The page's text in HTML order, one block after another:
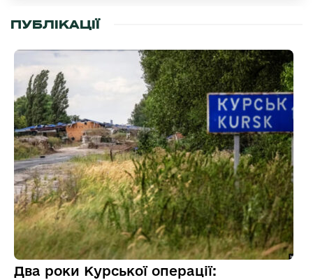
ПУБЛІКАЦІЇ
Два роки Курської операції: